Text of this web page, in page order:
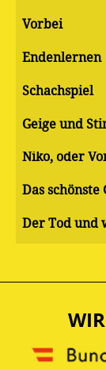
Vorbei
Endenlernen
Schachspiel
Geige und
Niko, oder
Das
Der Tod und